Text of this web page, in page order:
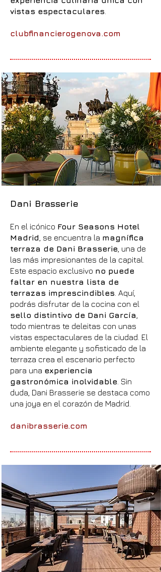
vistas espectaculares
clubfinancierogenova.com
Dani Brasserie
En el icónico Four Seasons Hotel
Madrid , se encuentra la magnífica
terraza de Dani Brasserie , una de
las más impresionantes de la capital.
Este espacio exclusivo no puede
faltar en nuestra lista de
terrazas imprescindibles . Aquí,
podrás disfrutar de la cocina con el
sello distintivo de Dani García
todo mientras te deleitas con unas
vistas espectaculares de la ciudad. El
ambiente elegante y sofisticado de la
terraza crea el escenario perfecto
para una experiencia
gastronómica inolvidable . Sin
duda, Dani Brasserie se destaca como
una joya en el corazón de Madrid.
danibrasserie.com